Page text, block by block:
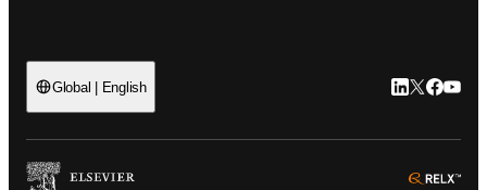
Global | English LinkedIn
Twitter